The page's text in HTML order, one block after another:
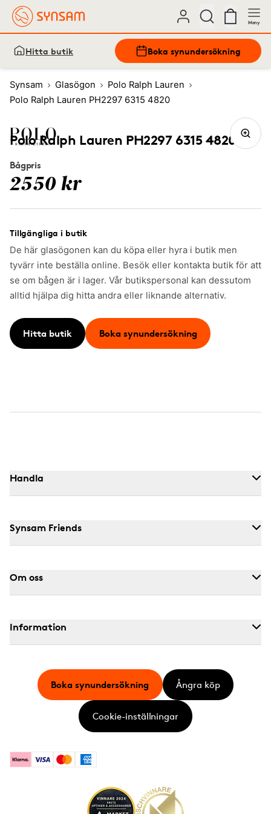
Meny
Hitta butik Boka synundersökning
Synsam Glasögon
Polo Ralph Lauren
Polo Ralph Lauren PH2297 6315 4820
Polo Ralph Lauren PH2297 6315 4820
Bågpris
2550 kr
Tillgängliga i butik
De här glasögonen kan du köpa eller hyra i butik men
tyvärr inte beställa online. Besök eller kontakta butik för att
se om bågen är i lager. Vår butikspersonal kan dessutom
alltid hjälpa dig hitta andra eller liknande alternativ.
Hitta butik Boka synundersökning
Handla
Synsam Friends
Om oss
Information
KlarnaVisa MastercardAmerican Express
Boka synundersökning Ångra köp
Cookie-inställningar